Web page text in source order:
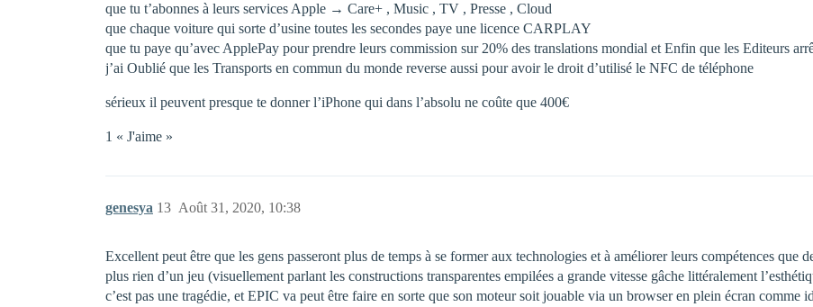
que tu t’abonnes à leurs services Apple → Care+ , Music , TV , Presse , Cloud
que chaque voiture qui sorte d’usine toutes les secondes paye une licence CARPLAY
que tu paye qu’avec ApplePay pour prendre leurs commission sur 20% des translations mondial et Enfin que les Editeurs
j’ai Oublié que les Transports en commun du monde reverse aussi pour avoir le droit d’utilisé le NFC de téléphone
sérieux il peuvent presque te donner l’iPhone qui dans l’absolu ne coûte que 400€
1 « J'aime »
genesya Août 31, 2020, 10:38
13
Excellent peut être que les gens passeront plus de temps à se former aux technologies et à améliorer leurs compétences que
plus rien d’un jeu (visuellement parlant les constructions transparentes empilées a grande vitesse gâche littéralement
c’est pas une tragédie, et EPIC va peut être faire en sorte que son moteur soit jouable via un browser en plein écran comme